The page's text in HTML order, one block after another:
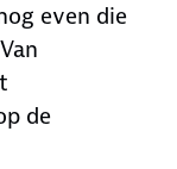
even die
de